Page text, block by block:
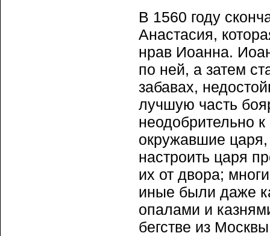
В 1560 году
Анастасия,
нрав Иоанна.
по ней, а затем
забавах,
лучшую часть
неодобрительно
окружавшие
настроить царя
их от двора;
иные были даже
опалами и
бегстве из